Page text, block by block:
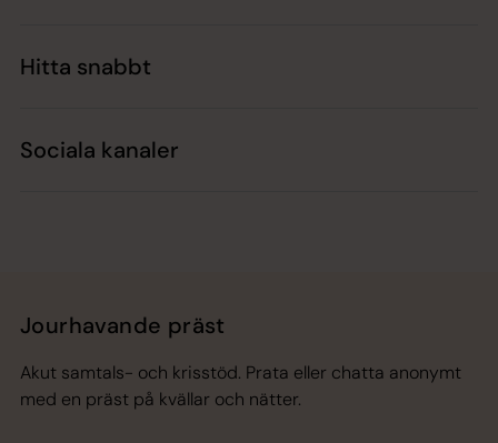
Hitta snabbt
Sociala kanaler
Jourhavande präst
Akut samtals- och krisstöd. Prata eller chatta anonymt
med en präst på kvällar och nätter.